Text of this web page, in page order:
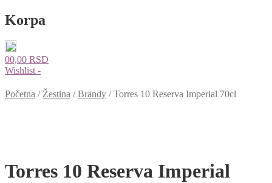
Korpa
00,00 RSD
Wishlist -
Početna / Žestina /Brandy /Torres 10 Reserva Imperial 70cl
Torres 10 Reserva Imperial